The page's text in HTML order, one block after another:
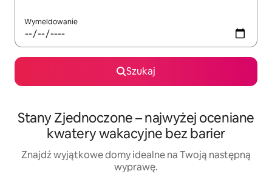
Wymeldowanie
Szukaj
Stany Zjednoczone – najwyżej oceniane
kwatery wakacyjne bez barier
Znajdź wyjątkowe domy idealne na Twoją następną
wyprawę.